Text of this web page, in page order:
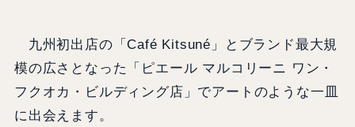
九州初出店の「Café Kitsuné」とブランド最大規
模の広さとなった「ピエール マルコリーニ ワン・
フクオカ・ビルディング店」でアートのような一皿
に出会えます。